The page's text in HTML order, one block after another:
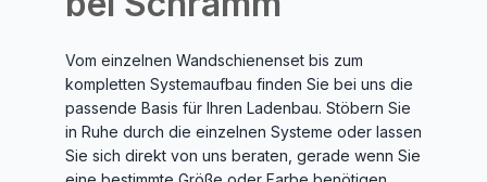
Vom einzelnen Wandschienenset bis zum
kompletten Systemaufbau finden Sie bei uns die
passende Basis für Ihren Ladenbau. Stöbern Sie
in Ruhe durch die einzelnen Systeme oder lassen
Sie sich direkt von uns beraten, gerade wenn Sie